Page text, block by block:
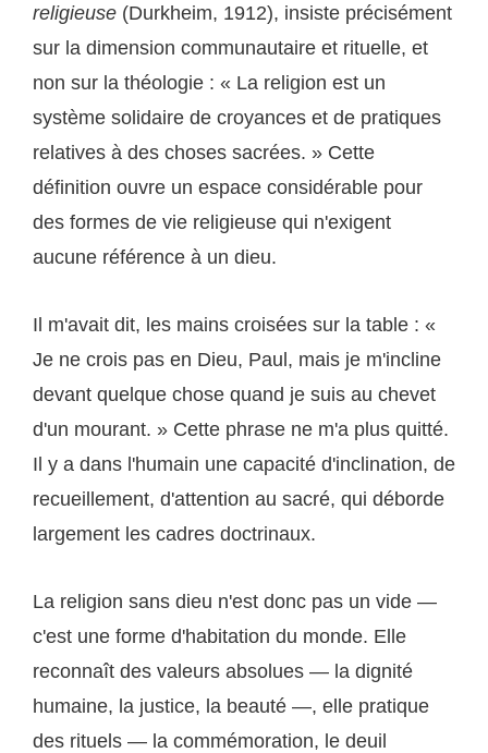
religieuse (Durkheim, 1912), insiste précisément
sur la dimension communautaire et rituelle, et
non sur la théologie : « La religion est un
système solidaire de croyances et de pratiques
relatives à des choses sacrées. » Cette
définition ouvre un espace considérable pour
des formes de vie religieuse qui n'exigent
aucune référence à un dieu.
Il m'avait dit, les mains croisées sur la table : «
Je ne crois pas en Dieu, Paul, mais je m'incline
devant quelque chose quand je suis au chevet
d'un mourant. » Cette phrase ne m'a plus quitté.
Il y a dans l'humain une capacité d'inclination, de
recueillement, d'attention au sacré, qui déborde
largement les cadres doctrinaux.
La religion sans dieu n'est donc pas un vide —
c'est une forme d'habitation du monde. Elle
reconnaît des valeurs absolues — la dignité
humaine, la justice, la beauté —, elle pratique
des rituels — la commémoration, le deuil